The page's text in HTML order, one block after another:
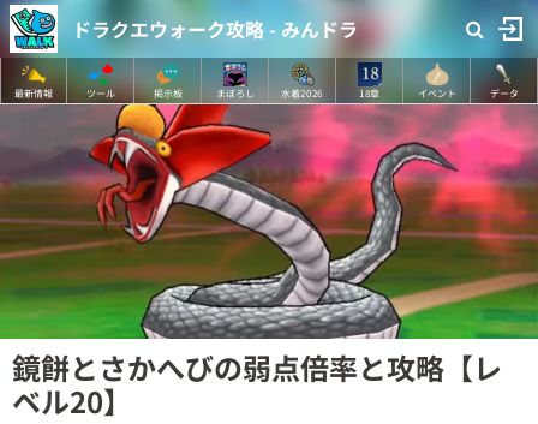
ドラクエウォーク攻略 - みんドラ
最新情報 ツール 掲示板 まぼろし 水着2026 18章 イベント データ
鏡餅とさかへびの弱点倍率と攻略【レ
ベル20】